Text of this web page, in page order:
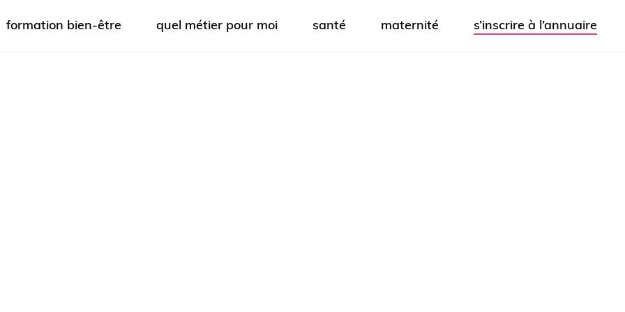
formation bien-être quel métier pour moi santé maternité s’inscrire à l’annuaire